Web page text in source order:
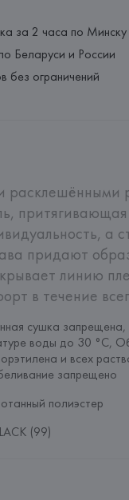
за 2 часа по Минску
Беларуси и России
без ограничений
а
придают
линию
в течение
сушка
воды до 30 °C,
и всех
запрещено
полиэстер
(99)